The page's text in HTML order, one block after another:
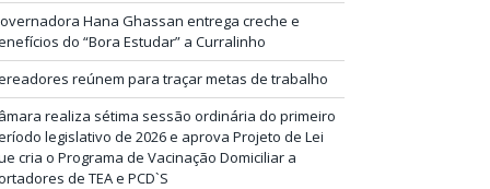
Hana Ghassan entrega creche e
do “Bora Estudar” a Curralinho
reúnem para traçar metas de trabalho
realiza sétima sessão ordinária do primeiro
legislativo de 2026 e aprova Projeto de Lei
cria o Programa de Vacinação Domiciliar a
de TEA e PCD`S